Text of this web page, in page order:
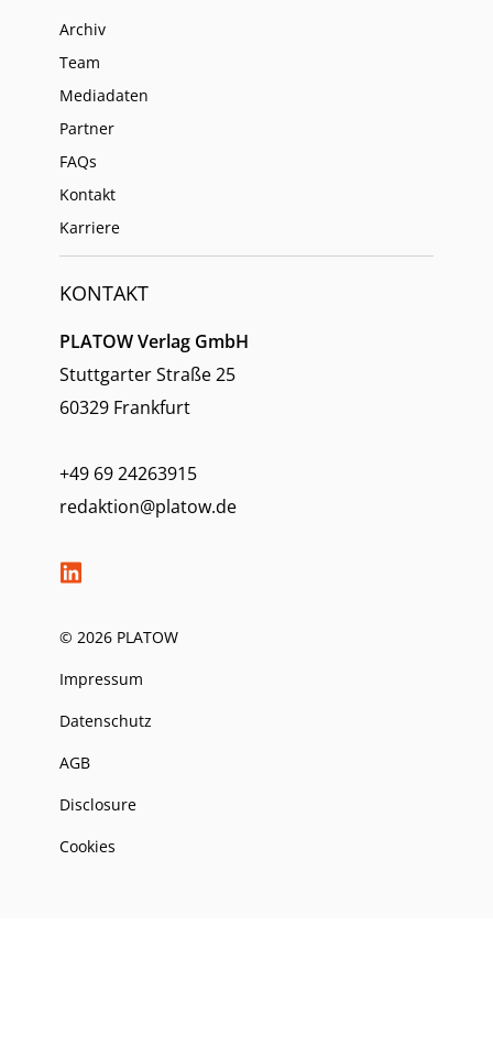
Archiv
Team
Mediadaten
Partner
FAQs
Kontakt
Karriere
KONTAKT
PLATOW Verlag GmbH
Stuttgarter Straße 25
60329 Frankfurt
+49 69 24263915
redaktion@platow.de
© 2026 PLATOW
Impressum
Datenschutz
AGB
Disclosure
Cookies